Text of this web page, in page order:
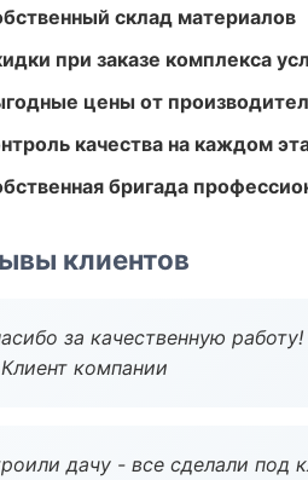
склад материалов
при заказе комплекса
цены от
качества на каждом
бригада
клиентов
за качественную
компании
дачу - все сделали под